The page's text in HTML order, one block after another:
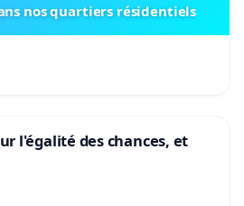
nos quartiers résidentiels
l'égalité des chances, et